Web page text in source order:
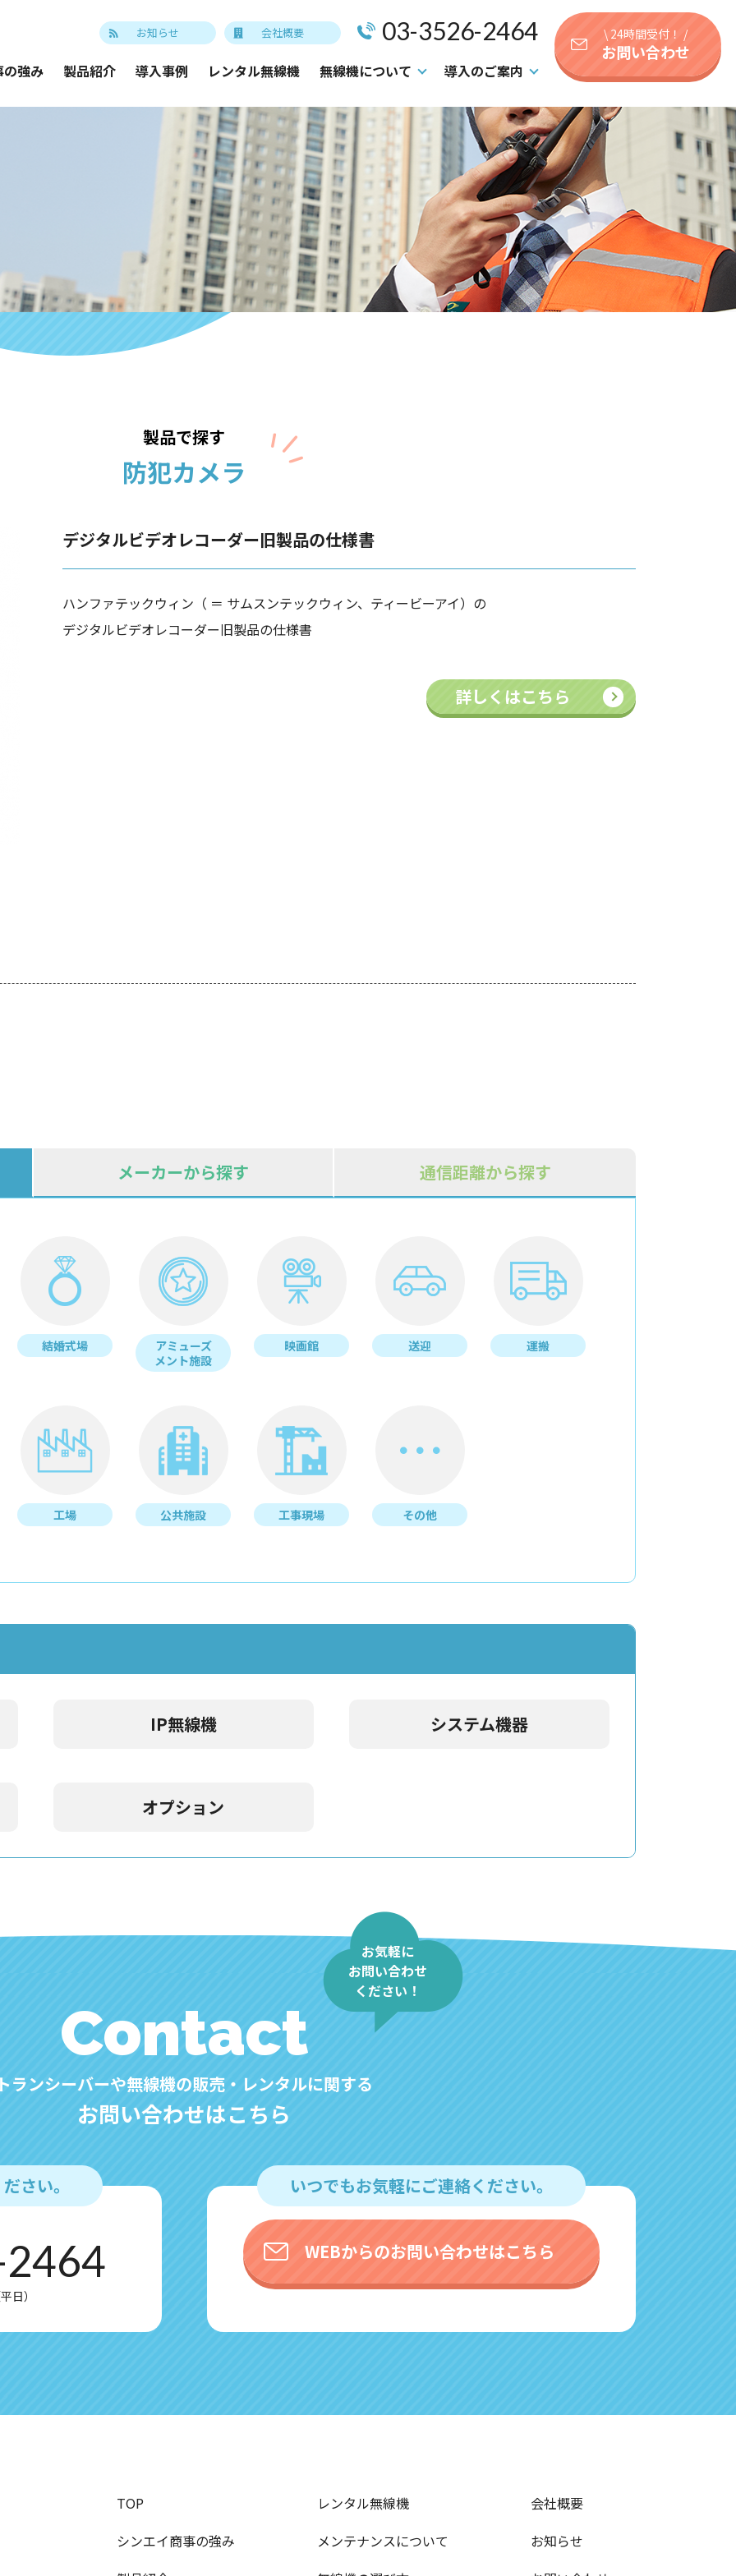
お知らせ 会社概要 03-3526-2464
強み 製品紹介 導入事例 レンタル無線機 無線機について 導入のご案内
\ 24時間受付！ /
お問い合わせ
製品で探す
防犯カメラ
デジタルビデオレコーダー旧製品の仕様書
ハンファテックウィン（ ＝ サムスンテックウィン、ティービーアイ）の
デジタルビデオレコーダー旧製品の仕様書
詳しくはこちら
メーカーから探す 通信距離から探す
結婚式場
アミューズ
メント施設
映画館 送迎 運搬
工場 公共施設 工事現場 その他
IP無線機 システム機器
オプション
Contact
ランシーバーや無線機の販売・レンタルに関する
お問い合わせはこちら
お気軽に
お問い合わせ
ください！
さい。
日）
いつでもお気軽にご連絡ください。
WEBからのお問い合わせはこちら
TOP
シンエイ商事の強み
レンタル無線機
メンテナンスについて
会社概要
お知らせ